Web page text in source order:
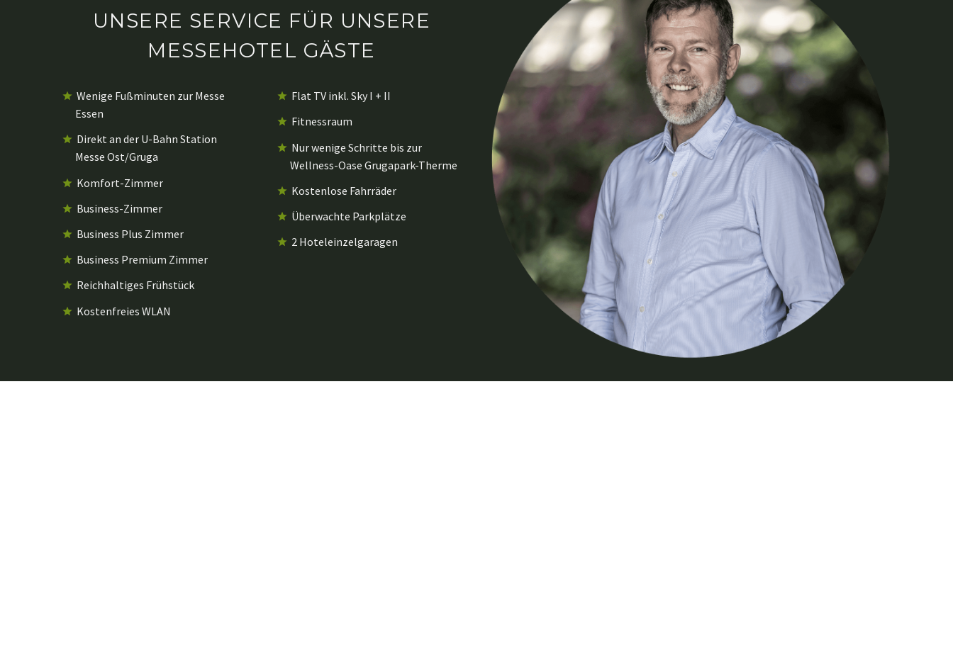
UNSERE SERVICE FÜR UNSERE
MESSEHOTEL GÄSTE
Wenige Fußminuten zur Messe
Essen
Direkt an der U-Bahn Station
Messe Ost/Gruga
Komfort-Zimmer
Business-Zimmer
Business Plus Zimmer
Business Premium Zimmer
Reichhaltiges Frühstück
Kostenfreies WLAN
Flat TV inkl. Sky I + II
Fitnessraum
Nur wenige Schritte bis zur
Wellness-Oase Grugapark-Therme
Kostenlose Fahrräder
Überwachte Parkplätze
2 Hoteleinzelgaragen